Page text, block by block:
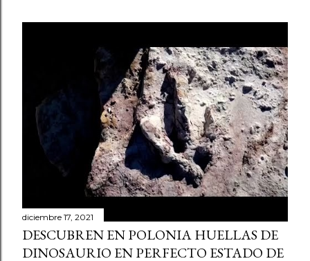
diciembre 17, 2021
DESCUBREN EN POLONIA HUELLAS DE
DINOSAURIO EN PERFECTO ESTADO DE